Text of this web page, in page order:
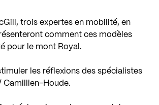
trois expertes en mobilité, en
comment ces modèles
pour le mont Royal.
les réflexions des spécialistes
Camillien-Houde.